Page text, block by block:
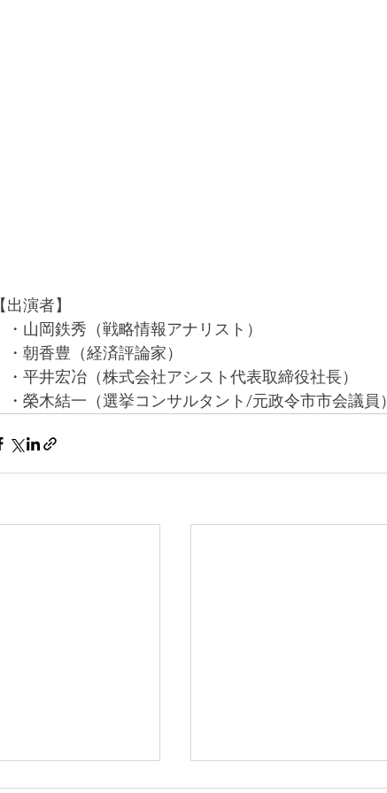
【出演者】
・山岡鉄秀（戦略情報アナリスト）
・朝香豊（経済評論家）
・平井宏冶（株式会社アシスト代表取締役社長）
・榮木結一（選挙コンサルタント/元政令市市会議員）